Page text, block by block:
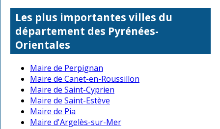
Les plus importantes villes du
département des Pyrénées-
Orientales
Maire de Perpignan
Maire de Canet-en-Roussillon
Maire de Saint-Cyprien
Maire de Saint-Estève
Maire de Pia
Maire d'Argelès-sur-Mer